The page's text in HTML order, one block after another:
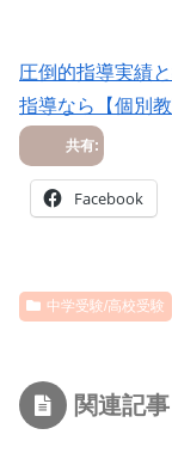
圧倒的指導実績
指導なら【個別教
共有:
Facebook
中学受験/高校受験
関連記事